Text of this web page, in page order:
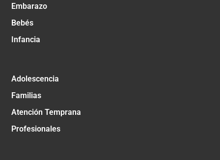
Embarazo
Bebés
Infancia
Adolescencia
Familias
Atención Temprana
Profesionales